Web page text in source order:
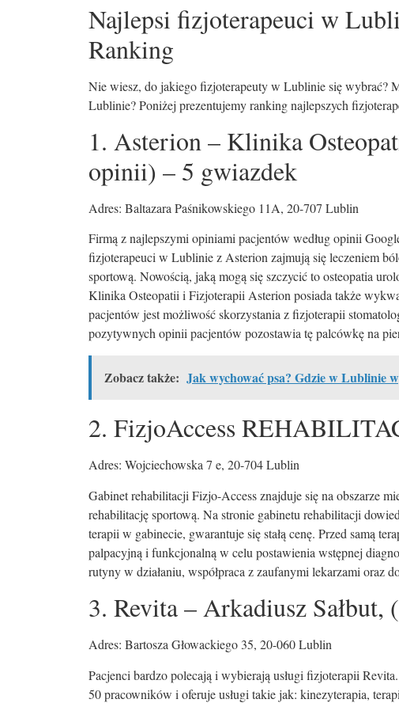
Najlepsi fizjoterapeuci w
Ranking
Nie wiesz, do jakiego fizjoterapeuty w Lublinie się wybrać?
Lublinie? Poniżej prezentujemy ranking najlepszych
1. Asterion – Klinika
opinii) – 5 gwiazdek
Adres: Baltazara Paśnikowskiego 11A, 20-707 Lublin
Firmą z najlepszymi opiniami pacjentów według opinii
fizjoterapeuci w Lublinie z Asterion zajmują się leczeniem
sportową. Nowością, jaką mogą się szczycić to osteopatia
Klinika Osteopatii i Fizjoterapii Asterion posiada także
pacjentów jest możliwość skorzystania z fizjoterapii
pozytywnych opinii pacjentów pozostawia tę palcówkę na
Zobacz także: Jak wychować psa? Gdzie w Lublinie
2. FizjoAccess
Adres: Wojciechowska 7 e, 20-704 Lublin
Gabinet rehabilitacji Fizjo-Access znajduje się na obszarze
rehabilitację sportową. Na stronie gabinetu rehabilitacji
terapii w gabinecie, gwarantuje się stałą cenę. Przed samą
palpacyjną i funkcjonalną w celu postawienia wstępnej
rutyny w działaniu, współpraca z zaufanymi lekarzami oraz
3. Revita – Arkadiusz
Adres: Bartosza Głowackiego 35, 20-060 Lublin
Pacjenci bardzo polecają i wybierają usługi fizjoterapii
50 pracowników i oferuje usługi takie jak: kinezyterapia,